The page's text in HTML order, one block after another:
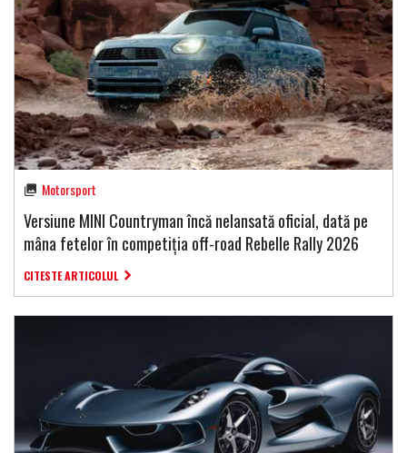
Motorsport
Versiune MINI Countryman încă nelansată oficial, dată pe
mâna fetelor în competiția off-road Rebelle Rally 2026
CITESTE ARTICOLUL